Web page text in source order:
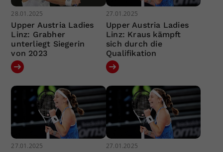
28.01.2025
Upper Austria Ladies
Linz: Grabher
unterliegt Siegerin
von 2023
27.01.2025
Upper Austria Ladies
Linz: Kraus kämpft
sich durch die
Qualifikation
27.01.2025 27.01.2025